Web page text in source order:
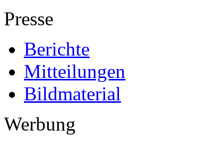
Presse
Berichte
Mitteilungen
Bildmaterial
Werbung